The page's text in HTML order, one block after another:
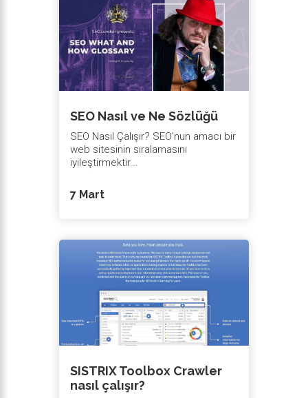
SEO Nasıl ve Ne Sözlüğü
SEO Nasıl Çalışır? SEO'nun amacı bir
web sitesinin sıralamasını
iyileştirmektir...
7 Mart
SISTRIX Toolbox Crawler
nasıl çalışır?